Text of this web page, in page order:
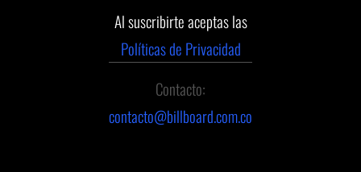
Al suscribirte aceptas las
Políticas de Privacidad
Contacto:
contacto@billboard.com.co